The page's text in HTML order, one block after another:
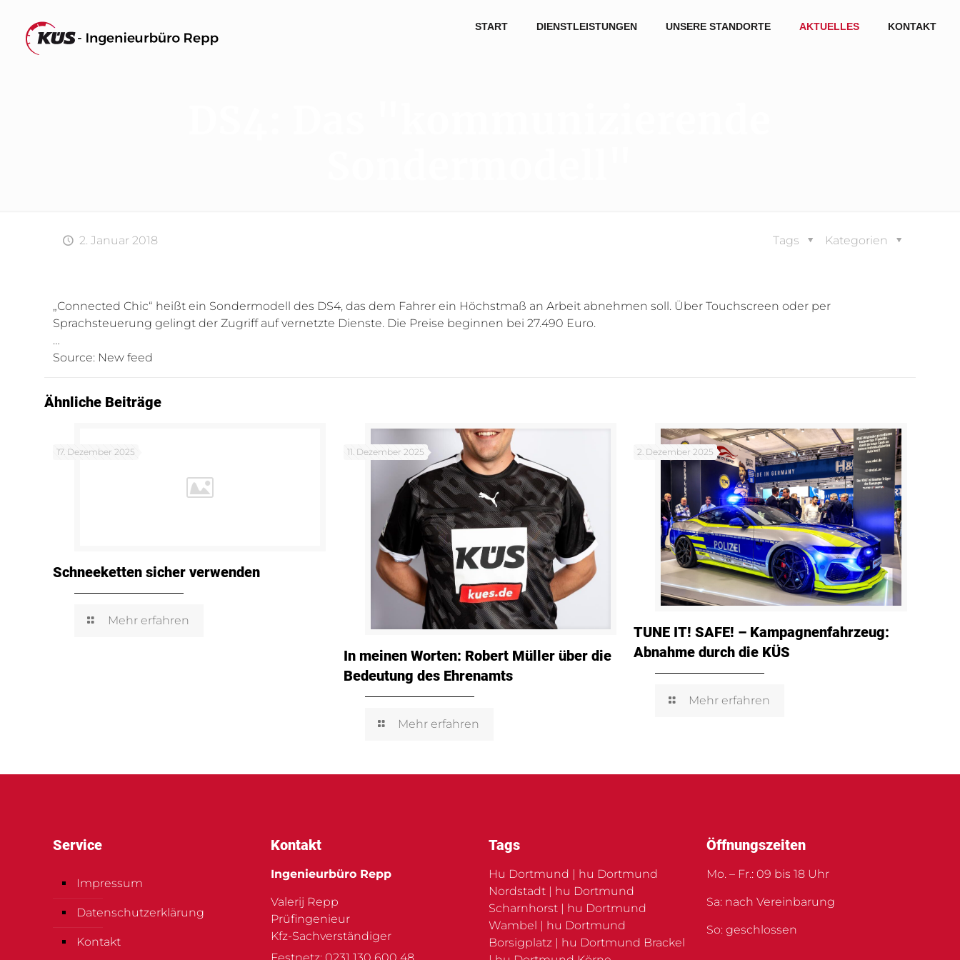
START DIENSTLEISTUNGEN UNSERE STANDORTE AKTUELLES KONTAKT
2. Januar 2018 Kategorien
Tags
„Connected Chic“ heißt ein Sondermodell des DS4, das dem Fahrer ein Höchstmaß an Arbeit abnehmen soll. Über Touchscreen oder per
Sprachsteuerung gelingt der Zugriff auf vernetzte Dienste. Die Preise beginnen bei 27.490 Euro.
…
Source: New feed
Ähnliche Beiträge
17. Dezember 2025
Schneeketten sicher verwenden
Mehr erfahren
11. Dezember 2025
In meinen Worten: Robert Müller über die
Bedeutung des Ehrenamts
Mehr erfahren
2. Dezember 2025
TUNE IT! SAFE! – Kampagnenfahrzeug:
Abnahme durch die KÜS
Mehr erfahren
Service
Impressum
Datenschutzerklärung
Kontakt
Kontakt
Ingenieurbüro Repp
Valerij Repp
Prüfingenieur
Kfz-Sachverständiger
Festnetz: 0231 130 600 48
Tags
Hu Dortmund | hu Dortmund
Nordstadt | hu Dortmund
Scharnhorst | hu Dortmund
Wambel | hu Dortmund
Borsigplatz | hu Dortmund Brackel
Öffnungszeiten
Mo. – Fr.: 09 bis 18 Uhr
Sa: nach Vereinbarung
So: geschlossen